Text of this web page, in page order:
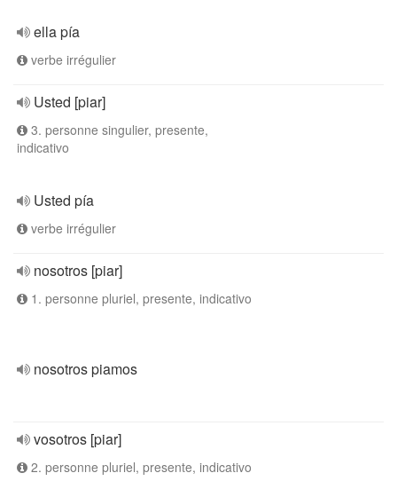
ella pía
verbe irrégulier
Usted [piar]
3. personne singulier, presente,
indicativo
Usted pía
verbe irrégulier
nosotros [piar]
1. personne pluriel, presente, indicativo
nosotros piamos
vosotros [piar]
2. personne pluriel, presente, indicativo